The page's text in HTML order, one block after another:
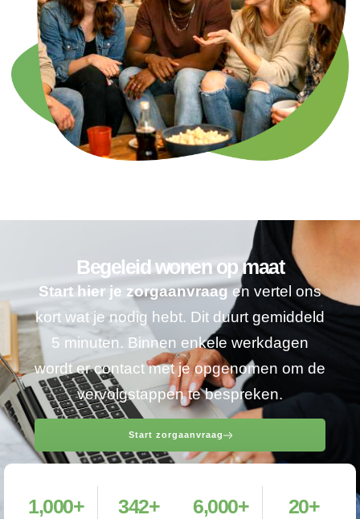
Begeleid wonen op maat
Start hier je zorgaanvraagen vertel ons
kort wat je nodig hebt. Dit duurt gemiddeld
5 minuten. Binnen enkele werkdagen
wordt er contact met je opgenomen om de
vervolgstappen te bespreken.
Start zorgaanvraag
1,000+ 342+ 6,000+ 20+